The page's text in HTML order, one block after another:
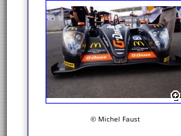
© Michel Faust